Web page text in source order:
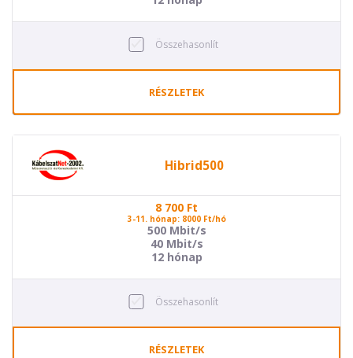
Összehasonlít
RÉSZLETEK
Hibrid500
8 700 Ft
3-11. hónap: 8000 Ft/hó
500 Mbit/s
40 Mbit/s
12 hónap
Összehasonlít
RÉSZLETEK